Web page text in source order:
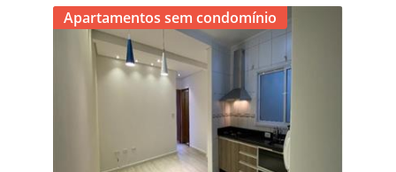
Apartamentos sem condomínio